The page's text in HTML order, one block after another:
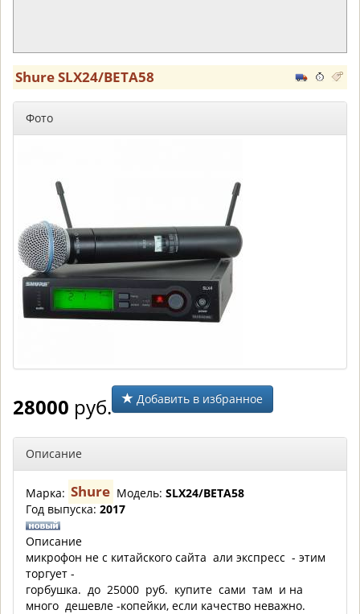
Shure SLX24/BETA58
Фото
28000 руб. Добавить в избранное
Описание
Марка: Shure Модель: SLX24/BETA58
Год выпуска:2017
Описание
микрофон не с китайского сайта али экспресс - этим
торгует -
горбушка. до 25000 руб. купите сами там и на
много дешевле -копейки, если качество неважно.